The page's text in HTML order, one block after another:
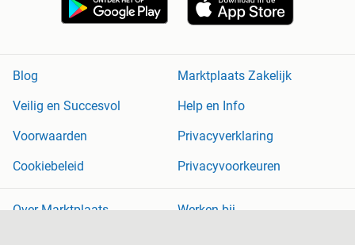
Blog
Marktplaats Zakelijk
Veilig en Succesvol
Help en Info
Voorwaarden
Privacyverklaring
Cookiebeleid
Privacyvoorkeuren
Over Marktplaats
Werken bij